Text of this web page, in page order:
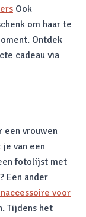
Ook
om haar te
Ontdek
cadeau via
een vrouwen
je van een
fotolijst met
Een ander
voor
Tijdens het